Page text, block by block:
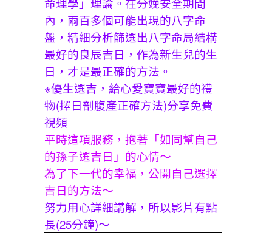
內，兩百多個可能出現的八字命
盤，精細分析篩選出八字命局結構
最好的良辰吉日，作為新生兒的生
日，才是最正確的方法。
※優生選吉，給心愛寶寶最好的禮
物(擇日剖腹產正確方法)分享免費
視頻
平時這項服務，抱著「如同幫自己
的孫子選吉日」的心情〜
為了下一代的幸福，公開自己選擇
吉日的方法〜
努力用心詳細講解，所以影片有點
長(25分鐘)〜